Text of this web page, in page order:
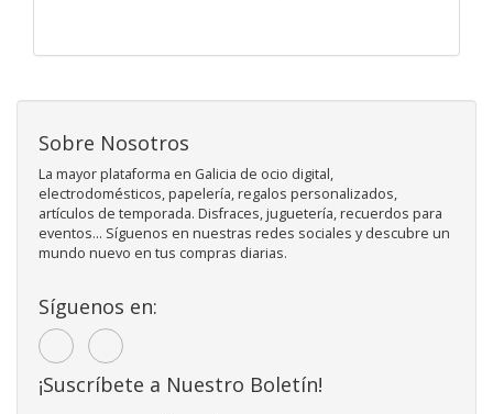
Sobre Nosotros
La mayor plataforma en Galicia de ocio digital,
electrodomésticos, papelería, regalos personalizados,
artículos de temporada. Disfraces, juguetería, recuerdos para
eventos... Síguenos en nuestras redes sociales y descubre un
mundo nuevo en tus compras diarias.
Síguenos en:
¡Suscríbete a Nuestro Boletín!